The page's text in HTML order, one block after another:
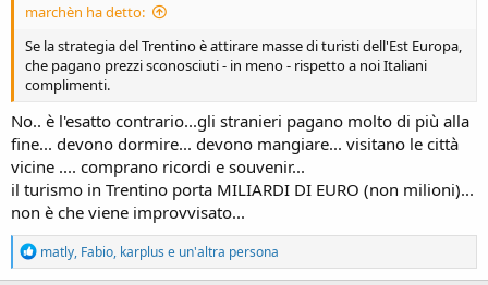
marchèn ha detto:
Se la strategia del Trentino è attirare masse di turisti dell'Est Europa,
che pagano prezzi sconosciuti - in meno - rispetto a noi Italiani
complimenti.
No.. è l'esatto contrario...gli stranieri pagano molto di più alla
fine... devono dormire... devono mangiare... visitano le città
vicine .... comprano ricordi e souvenir...
il turismo in Trentino porta MILIARDI DI EURO (non milioni)...
non è che viene improvvisato...
R
e
matly, Fabio, karplus e un'altra persona